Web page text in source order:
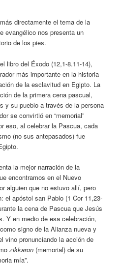
directamente el tema de la
evangélico nos presenta un
de los pies.
libro del Éxodo (12,1-8.11-14),
más importante en la historia
de la esclavitud en Egipto. La
de la primera cena pascual,
y su pueblo a través de la persona
se convirtió en “memorial”
eso, al celebrar la Pascua, cada
(no sus antepasados) fue
la mejor narración de la
encontramos en el Nuevo
alguien que no estuvo allí, pero
el apóstol san Pablo (1 Cor 11,23-
la cena de Pascua que Jesús
Y en medio de esa celebración,
signo de la Alianza nueva y
vino pronunciando la acción de
zikkaron (memorial) de su
mía”.